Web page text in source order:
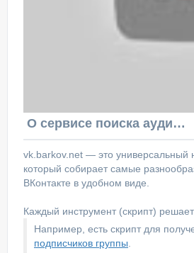
О сервисе поиска аудитории ВКонтакте
vk.barkov.net — это универсальный
который собирает самые
ВКонтакте в удобном виде.
Каждый инструмент (скрипт)
Например, есть скрипт для
подписчиков группы